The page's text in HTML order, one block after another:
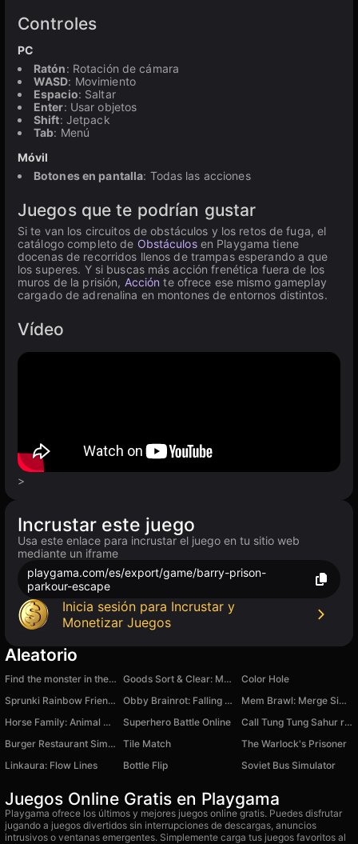
Controles
PC
Ratón: Rotación de cámara
WASD: Movimiento
Espacio: Saltar
Enter: Usar objetos
Shift: Jetpack
Tab: Menú
Móvil
Botones en pantalla: Todas las acciones
Juegos que te podrían gustar
Si te van los circuitos de obstáculos y los retos de fuga, el
catálogo completo de Obstáculosen Playgama tiene
docenas de recorridos llenos de trampas esperando a que
los superes. Y si buscas más acción frenética fuera de los
muros de la prisión, Acción te ofrece ese mismo gameplay
cargado de adrenalina en montones de entornos distintos.
Vídeo
>
Incrustar este juego
Usa este enlace para incrustar el juego en tu sitio web
mediante un iframe
playgama.com/es/export/game/barry-prison-
parkour-escape
Inicia sesión para Incrustar y
Monetizar Juegos
Aleatorio
Find the monster in the photo Goods Sort & Clear: Match 3
Color Hole
Sprunki Rainbow Friends
Obby Brainrot: Falling Tiles
Mem Brawl: Merge Simulator
Horse Family: Animal Simulator
Superhero Battle Online
Call Tung Tung Sahur right now!
Burger Restaurant Simulator 3D
Tile Match
The Warlock's Prisoner
Linkaura: Flow Lines
Bottle Flip Soviet Bus Simulator
Juegos Online Gratis en Playgama
Playgama ofrece los últimos y mejores juegos online gratis. Puedes disfrutar
jugando a juegos divertidos sin interrupciones de descargas, anuncios
intrusivos o ventanas emergentes. Simplemente carga tus juegos favoritos al